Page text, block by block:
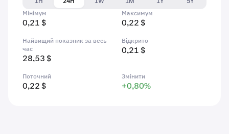
Мінімум
0,21 $
Максимум
0,22 $
Найвищий показник за весь
час
28,53 $
Відкрито
0,21 $
Поточний
0,22 $
Змінити
+0,80%